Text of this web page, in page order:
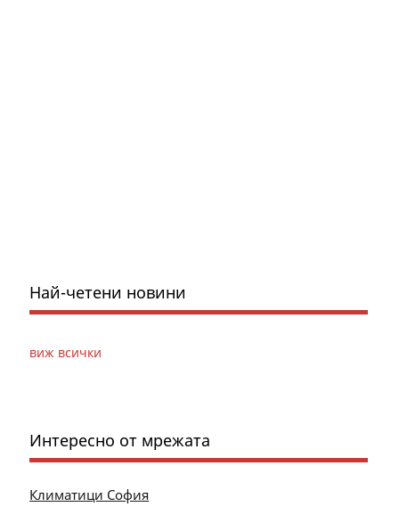
Най-четени новини
виж всички
Интересно от мрежата
Климатици София